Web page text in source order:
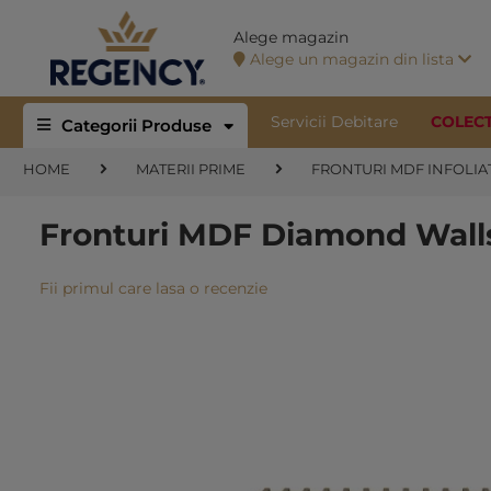
Alege magazin
Alege un magazin din lista
Categorii Produse Servicii Debitare
HOME MATERII PRIME FRONTURI MDF
Fronturi MDF Diamond
Fii primul care lasa o recenzie